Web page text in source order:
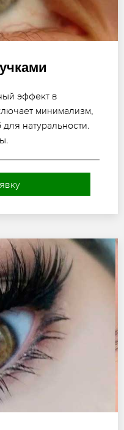
эффект в
минимализм,
натуральности.